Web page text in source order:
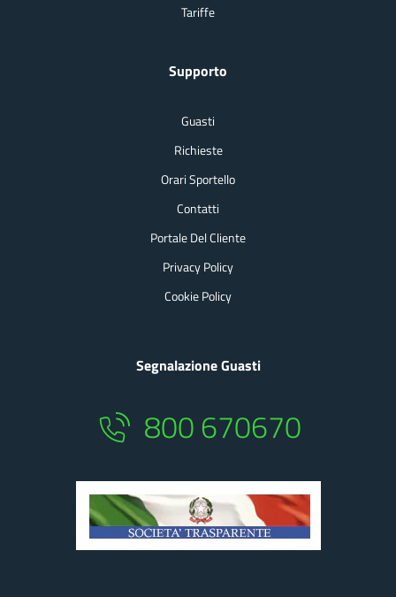
Tariffe
Supporto
Guasti
Richieste
Orari Sportello
Contatti
Portale Del Cliente
Privacy Policy
Cookie Policy
Segnalazione Guasti
800 670670